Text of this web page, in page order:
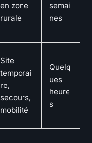
en zone
rurale
semai
nes
Site
temporai
re,
secours,
mobilité
Quelq
ues
heure
s